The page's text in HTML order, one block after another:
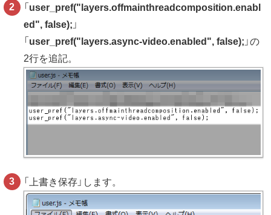
「 user_pref("layers.offmainthreadcomposition.enabl
ed", false); 」
「 user_pref("layers.async-video.enabled", false); 」の
2行を追記。
「上書き保存」します。